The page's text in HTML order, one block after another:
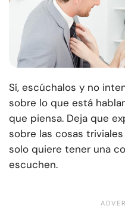
Sí, escúchalos y no
sobre lo que está
que piensa. Deja que
sobre las cosas
solo quiere tener una
escuchen.